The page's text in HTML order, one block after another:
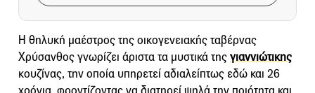
Η θηλυκή μαέστρος της οικογενειακής ταβέρνας
Χρύσανθος γνωρίζει άριστα τα μυστικά τηςγιαννιώτικης
κουζίνας, την οποία υπηρετεί αδιαλείπτως εδώ και 26